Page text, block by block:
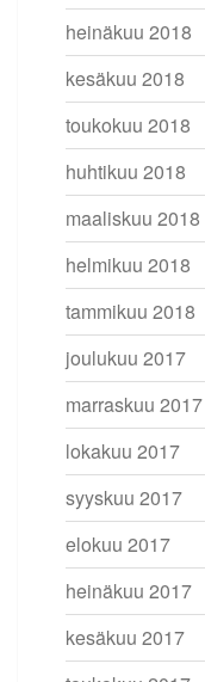
heinäkuu 2018
kesäkuu 2018
toukokuu 2018
huhtikuu 2018
maaliskuu 2018
helmikuu 2018
tammikuu 2018
joulukuu 2017
marraskuu 2017
lokakuu 2017
syyskuu 2017
elokuu 2017
heinäkuu 2017
kesäkuu 2017